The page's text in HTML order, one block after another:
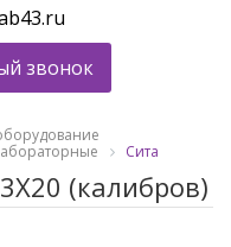
звонок
Сита
(калибров)